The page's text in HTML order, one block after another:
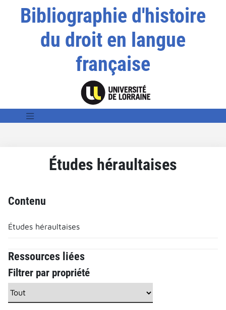
Bibliographie d'histoire
du droit en langue
française
Études héraultaises
Contenu
Études héraultaises
Ressources liées
Filtrer par propriété